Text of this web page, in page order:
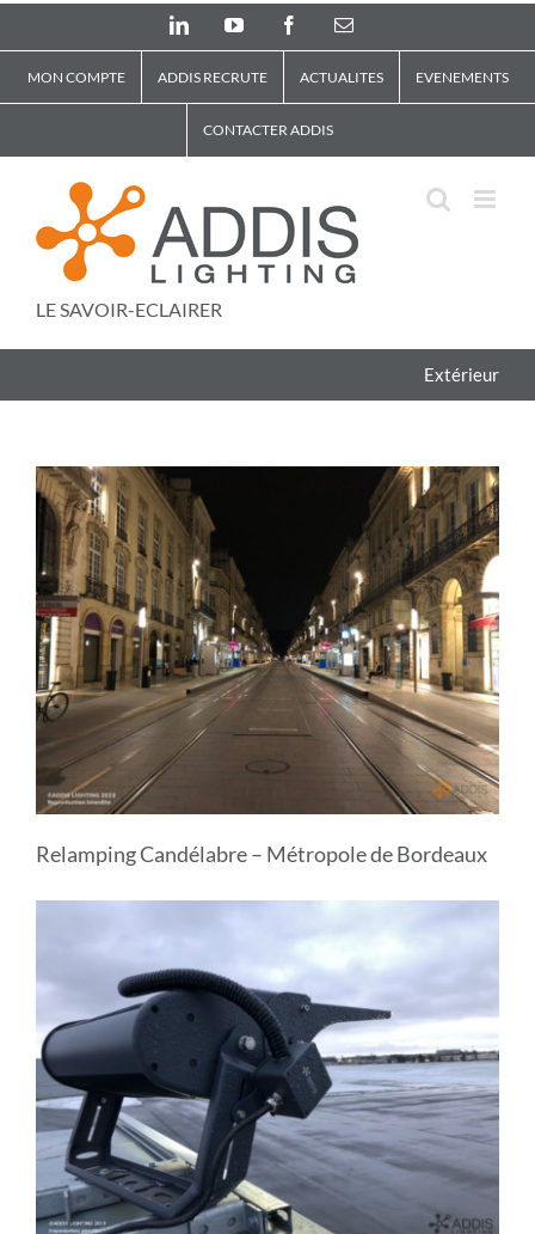
LinkedInYouTube FacebookEmail
MON COMPTE ADDIS RECRUTE ACTUALITES EVENEMENTS
CONTACTER ADDIS
LE SAVOIR-ECLAIRER
Extérieur
Relamping Candélabre – Métropole de Bordeaux